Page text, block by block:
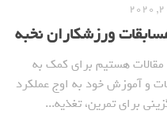
ورزشکاران نخبه
هستیم برای کمک به
و آموزش خود به اوج عملکرد
برای تمرین، تغذیه...